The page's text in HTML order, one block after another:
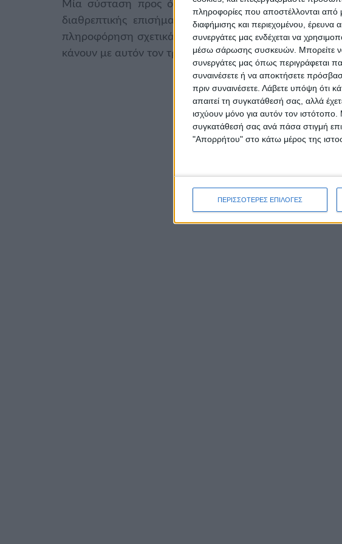
πληροφορίες που αποστέλλονται από
διαφήμισης και περιεχομένου, έρευνα
συνεργάτες μας ενδέχεται να
μέσω σάρωσης συσκευών. Μπορείτε να
συνεργάτες μας όπως περιγράφεται
συναινέσετε ή να αποκτήσετε
πριν συναινέσετε. Λάβετε υπόψη ότι
απαιτεί τη συγκατάθεσή σας, αλλά
ισχύουν μόνο για αυτόν τον ιστότοπο.
συγκατάθεσή σας ανά πάσα στιγμή
"Απορρήτου" στο κάτω μέρος της
ΠΕΡΙΣΣΟΤΕΡΕΣ ΕΠΙΛΟΓΕΣ
Μία σύσταση προς όλους τους καταναλωτές, λοιπόν,
διαθρεπτικής επισήμανσης των τροφίμων, έτσι
πληροφόρηση σχετικά με το ενεργειακό και θρεπτικό
κάνουν με αυτόν τον τρόπο πιο συνειδητές επιλογές.